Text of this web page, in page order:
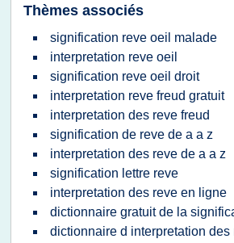
Thèmes associés
signification reve oeil malade
interpretation reve oeil
signification reve oeil droit
interpretation reve freud gratuit
interpretation des reve freud
signification de reve de a a z
interpretation des reve de a a z
signification lettre reve
interpretation des reve en ligne
dictionnaire gratuit de la
dictionnaire d interpretation des